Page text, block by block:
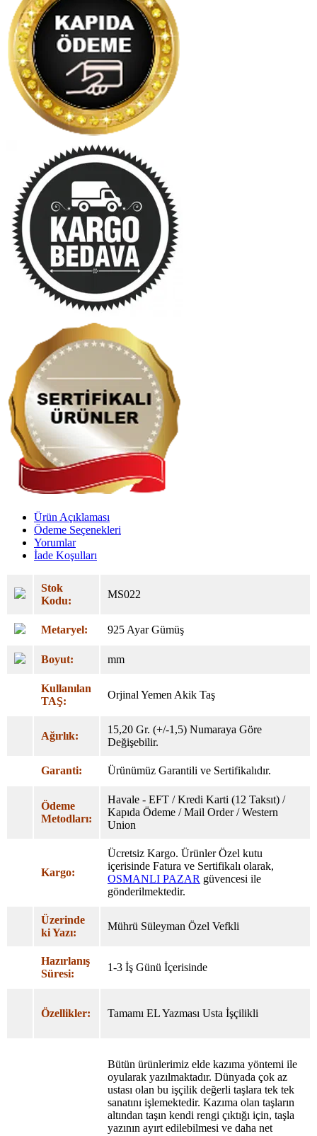
Ürün Açıklaması
Ödeme Seçenekleri
Yorumlar
İade Koşulları
Stok
Kodu:
MS022
Metaryel: 925 Ayar Gümüş
Boyut: mm
Kullanılan
TAŞ:
Orjinal Yemen Akik Taş
Ağırlık:
15,20 Gr. (+/-1,5) Numaraya Göre
Değişebilir.
Garanti: Ürünümüz Garantili ve Sertifikalıdır.
Ödeme
Metodları:
Havale - EFT / Kredi Karti (12 Taksıt) /
Kapıda Ödeme / Mail Order / Western
Union
Kargo:
Ücretsiz Kargo. Ürünler Özel kutu
içerisinde Fatura ve Sertifikalı olarak,
OSMANLI PAZAR güvencesi ile
gönderilmektedir.
Üzerinde
ki Yazı:
Mührü Süleyman Özel Vefkli
Hazırlanış
Süresi:
1-3 İş Günü İçerisinde
Özellikler: Tamamı EL Yazması Usta İşçilikli
Bütün ürünlerimiz elde kazıma yöntemi ile
oyularak yazılmaktadır. Dünyada çok az
ustası olan bu işçilik değerli taşlara tek tek
sanatını işlemektedir. Kazıma olan taşların
altından taşın kendi rengi çıktığı için, taşla
yazının ayırt edilebilmesi ve daha net